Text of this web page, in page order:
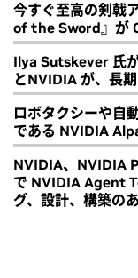
今すぐ至高の剣戟
of the Sword』が
Ilya Sutskever 氏
とNVIDIA が、長
ロボタクシーや自
である NVIDIA
NVIDIA、NVIDIA
で NVIDIA Agent
グ、設計、構築の